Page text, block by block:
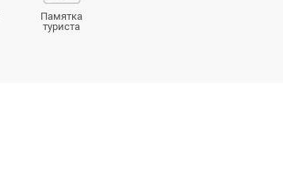
Памятка
туриста